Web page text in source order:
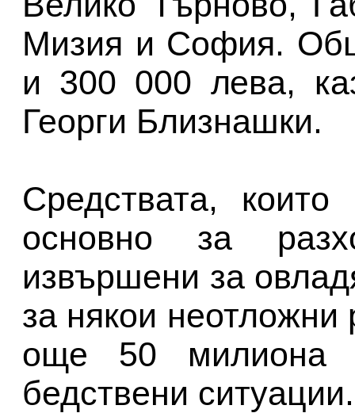
Мизия и София.
и 300 000 лева,
Георги Близнашки.
Средствата,
основно за
извършени за
за някои
още 50 милиона
бедствени ситуации.